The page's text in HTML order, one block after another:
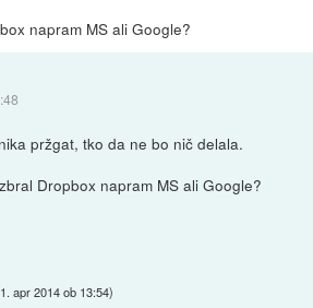
napram MS ali Google?
pržgat, tko da ne bo nič delala.
Dropbox napram MS ali Google?
apr 2014 ob 13:54)